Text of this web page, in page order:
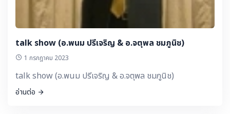
talk show (อ.พนม ปรีเจริญ & อ.จตุพล ชมภูนิช)
1 กรกฎาคม 2023
talk show (อ.พนม ปรีเจริญ & อ.จตุพล ชมภูนิช)
อ่านต่อ